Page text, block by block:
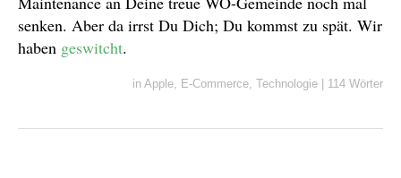
senken. Aber da irrst Du Dich; Du kommst zu spät. Wir
haben geswitcht.
in Apple E-Commerce Technologie | 114 Wörter